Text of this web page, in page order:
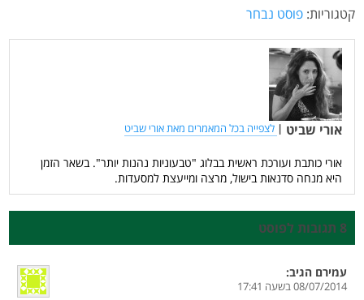
קטגוריות: פוסט נבחר
אורי שביט | לצפייה בכל המאמרים מאת אורי שביט
אורי כותבת ועורכת ראשית בבלוג "טבעוניות נהנות יותר". בשאר הזמן
היא מנחה סדנאות בישול, מרצה ומייעצת למסעדות.
8 תגובות לפוסט
עמירם הגיב:
08/07/2014 בשעה 17:41